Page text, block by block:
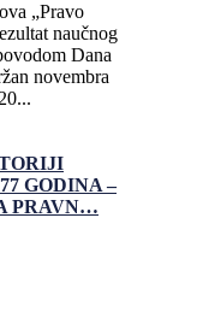
„Pravo
naučnog
Dana
novembra
GODINA –
PRAVN…